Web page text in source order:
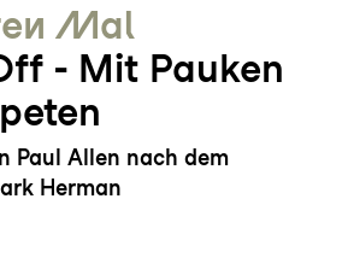
Mal
- Mit Pauken
Paul Allen nach dem
Herman